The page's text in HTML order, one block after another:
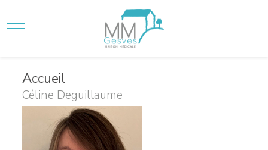
Mobile Menu Toggle
Accueil
Céline Deguillaume